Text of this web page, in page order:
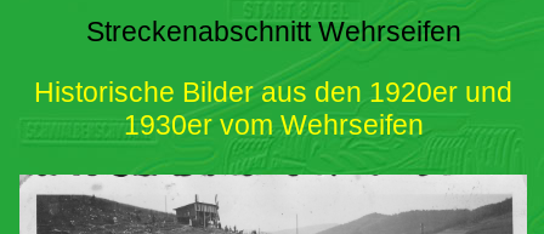
Streckenabschnitt Wehrseifen
Historische Bilder aus den 1920er und
1930er vom Wehrseifen